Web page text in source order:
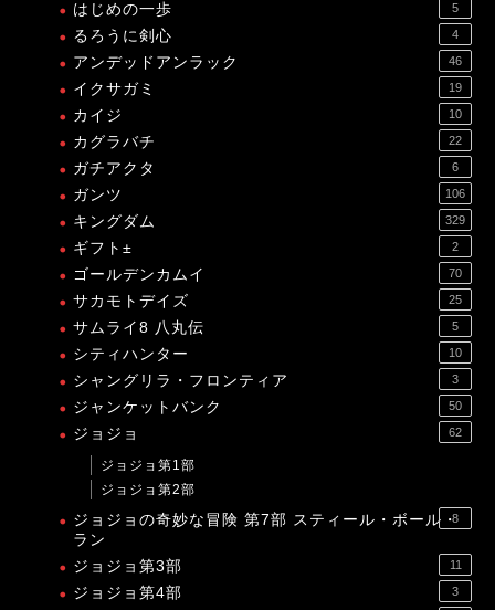
はじめの一歩 5
るろうに剣心 4
アンデッドアンラック 46
イクサガミ 19
カイジ 10
カグラバチ 22
ガチアクタ 6
ガンツ 106
キングダム 329
ギフト± 2
ゴールデンカムイ 70
サカモトデイズ 25
サムライ8 八丸伝 5
シティハンター 10
シャングリラ・フロンティア 3
ジャンケットバンク 50
ジョジョ 62
ジョジョ第1部
ジョジョ第2部
ジョジョの奇妙な冒険 第7部 スティール・ボール・
ラン
8
ジョジョ第3部 11
ジョジョ第4部 3